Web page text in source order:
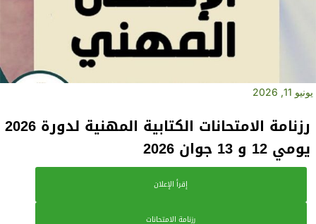
يونيو 11, 2026
رزنامة الامتحانات الكتابية المهنية لدورة 2026
يومي 12 و 13 جوان 2026
إقرأ الإعلان
رزنامة الامتحانات